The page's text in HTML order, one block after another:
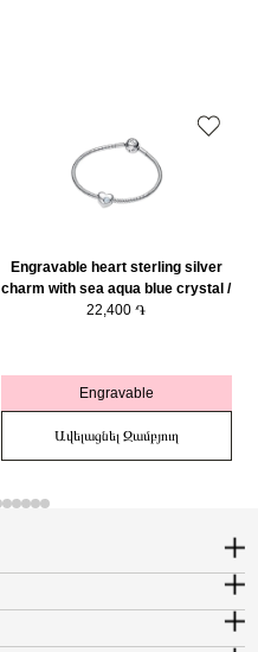
Engravable heart sterling silver
charm with sea aqua blue crystal /
794161C03
22,400 ֏
Engravable
Ավելացնել Զամբյուղ